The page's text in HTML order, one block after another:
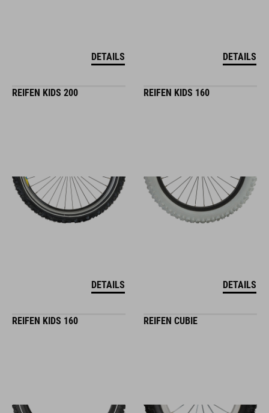
DETAILS DETAILS
REIFEN KIDS 200
DETAILS
REIFEN KIDS 160
DETAILS
REIFEN KIDS 160 REIFEN CUBIE